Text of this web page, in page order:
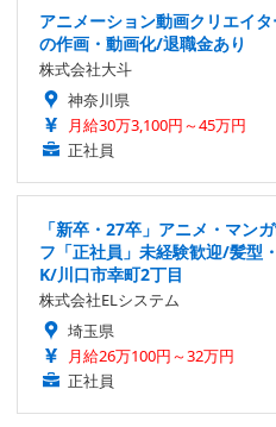
アニメーション動画クリエイ
の作画・動画化/退職金あり
株式会社大斗
神奈川県
月給30万3,100円～45万円
正社員
「新卒・27卒」アニメ・マン
フ「正社員」未経験歓迎/髪型
K/川口市幸町2丁目
株式会社ELシステム
埼玉県
月給26万100円～32万円
正社員